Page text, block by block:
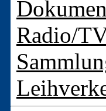
Radio/